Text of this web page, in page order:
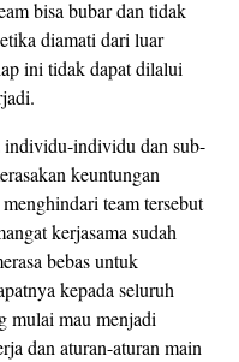
bisa bubar dan tidak
diamati dari luar
ini tidak dapat dilalui
individu-individu dan sub-
keuntungan
team tersebut
kerjasama sudah
bebas untuk
kepada seluruh
mulai mau menjadi
dan aturan-aturan main